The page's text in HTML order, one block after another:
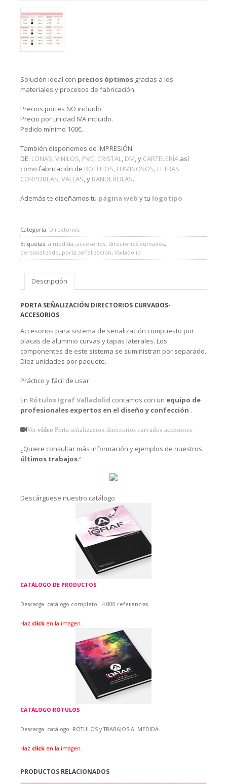
Solución ideal con precios óptimos gracias a los
materiales y procesos de fabricación.
Precios portes NO incluido.
Precio por unidad IVA incluido.
Pedido mínimo 100€.
También disponemos de IMPRESIÓN
DE: LONAS,VINILOS, PVC, CRISTAL, DM, y CARTELERÍA así
como fabricación de RÓTULOS, LUMINOSOS, LETRAS
CORPOREAS,VALLAS, y BANDEROLAS.
Además te diseñamos tu página web y tu logotipo
Categoría: Directorios
Etiquetas: a medida, accesorios, directorios curvados,
personalizado, porta señalización, Valladolid
Descripción
PORTA SEÑALIZACIÓN DIRECTORIOS CURVADOS-
ACCESORIOS
Accesorios para sistema de señalización compuesto por
placas de aluminio curvas y tapas laterales. Los
componentes de este sistema se suministran por separado.
Diez unidades por paquete.
Práctico y fácil de usar.
En Rótulos Igraf Valladolid contamos con un equipo de
profesionales expertos en el diseño y confección .
Ver vídeo Porta señalizacion directorios curvados-accesorios
¿Quiere consultar más información y ejemplos de nuestros
últimos trabajos?
Descárguese nuestro catálogo
CATÁLOGO DE PRODUCTOS
Descarga catálogo completo: 4.000 referencias.
Haz click en la imagen.
CATÁLOGO RÓTULOS
Descarga catálogo: RÓTULOS y TRABAJOS A MEDIDA.
Haz click en la imagen.
PRODUCTOS RELACIONADOS